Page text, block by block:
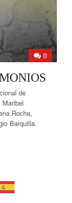
0
de
Rocha,
Barquilla.